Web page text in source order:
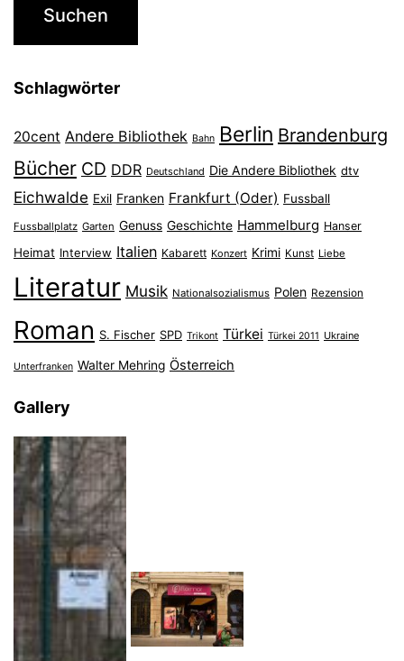
Schlagwörter
20cent Andere Bibliothek Bahn Berlin Brandenburg
Bücher CD DDR Deutschland Die Andere Bibliothek dtv
Eichwalde Exil Franken Frankfurt (Oder) Fussball
Fussballplatz Garten Genuss Geschichte Hammelburg Hanser
Heimat Interview Italien Kabarett Konzert Krimi Kunst Liebe
Literatur Musik Nationalsozialismus Polen Rezension
Roman S. Fischer SPD Trikont Türkei Türkei 2011 Ukraine
Unterfranken Walter Mehring Österreich
Gallery